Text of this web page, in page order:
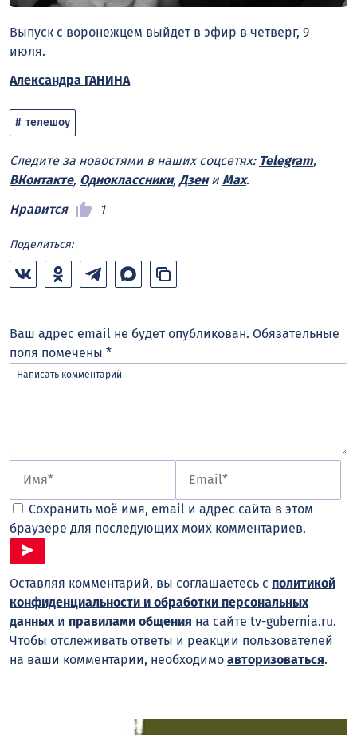
Выпуск с воронежцем выйдет в эфир в четверг, 9
июля.
Александра ГАНИНА
телешоу
Следите за новостями в наших соцсетях: Telegram,
ВКонтакте, Одноклассники, Дзени Max.
Нравится
1
Поделиться:
Ваш адрес email не будет опубликован. Обязательные
поля помечены *
Сохранить моё имя, email и адрес сайта в этом
браузере для последующих моих комментариев.
Оставляя комментарий, вы соглашаетесь с политикой
конфиденциальности и обработки персональных
данных и правилами общения на сайте tv-gubernia.ru.
Чтобы отслеживать ответы и реакции пользователей
на ваши комментарии, необходимо авторизоваться.